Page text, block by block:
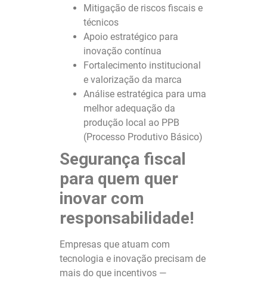
Mitigação de riscos fiscais e
técnicos
Apoio estratégico para
inovação contínua
Fortalecimento institucional
e valorização da marca
Análise estratégica para uma
melhor adequação da
produção local ao PPB
(Processo Produtivo Básico)
Segurança fiscal
para quem quer
inovar com
responsabilidade!
Empresas que atuam com
tecnologia e inovação precisam de
mais do que incentivos —